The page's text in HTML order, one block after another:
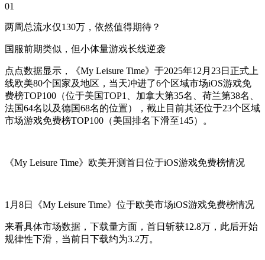
01
两周总流水仅130万，依然值得期待？
国服前期类似，但小体量游戏长线逆袭
点点数据显示，《My Leisure Time》于2025年12月23日正式上
线欧美80个国家及地区，当天冲进了6个区域市场iOS游戏免
费榜TOP100（位于美国TOP1、加拿大第35名、荷兰第38名、
法国64名以及德国68名的位置），截止目前其还位于23个区域
市场游戏免费榜TOP100（美国排名下滑至145）。
《My Leisure Time》欧美开测首日位于iOS游戏免费榜情况
1月8日《My Leisure Time》位于欧美市场iOS游戏免费榜情况
来看具体市场数据，下载量方面，首日斩获12.8万，此后开始
规律性下滑，当前日下载约为3.2万。